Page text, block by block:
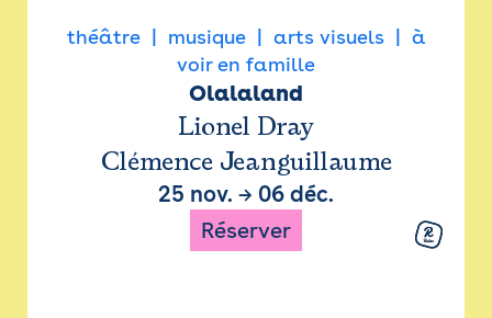
théâtre musique arts visuels
à
voir en famille
Olalaland
Lionel Dray
Clémence Jeanguillaume
25 nov. → 06 déc.
Réserver